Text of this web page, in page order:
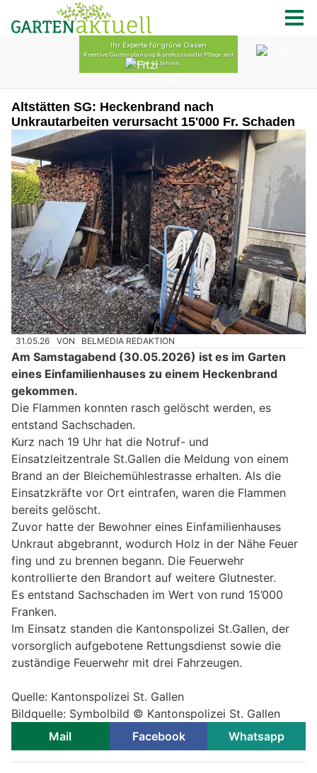
Altstätten SG: Heckenbrand nach
Unkrautarbeiten verursacht 15'000 Fr. Schaden
31.05.26 VON BELMEDIA REDAKTION
Am Samstagabend (30.05.2026) ist es im Garten
eines Einfamilienhauses zu einem Heckenbrand
gekommen.
Die Flammen konnten rasch gelöscht werden, es
entstand Sachschaden.
Kurz nach 19 Uhr hat die Notruf- und
Einsatzleitzentrale St.Gallen die Meldung von einem
Brand an der Bleichemühlestrasse erhalten. Als die
Einsatzkräfte vor Ort eintrafen, waren die Flammen
bereits gelöscht.
Zuvor hatte der Bewohner eines Einfamilienhauses
Unkraut abgebrannt, wodurch Holz in der Nähe Feuer
fing und zu brennen begann. Die Feuerwehr
kontrollierte den Brandort auf weitere Glutnester.
Es entstand Sachschaden im Wert von rund 15’000
Franken.
Im Einsatz standen die Kantonspolizei St.Gallen, der
vorsorglich aufgebotene Rettungsdienst sowie die
zuständige Feuerwehr mit drei Fahrzeugen.
Quelle: Kantonspolizei St. Gallen
Bildquelle: Symbolbild © Kantonspolizei St. Gallen
Mail
Facebook Whatsapp